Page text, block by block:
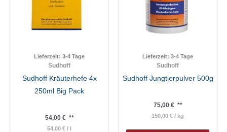
Lieferzeit: 3-4 Tage
Sudhoff
Sudhoff Kräuterhefe 4x
250ml Big Pack
54,00 €**
54,00 € / l
Lieferzeit: 3-4 Tage
Sudhoff
Sudhoff Jungtierpulver 500g
75,00 €**
150,00 € / kg